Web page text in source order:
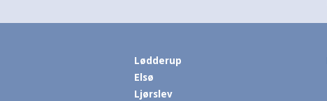
Lødderup
Elsø
Ljørslev